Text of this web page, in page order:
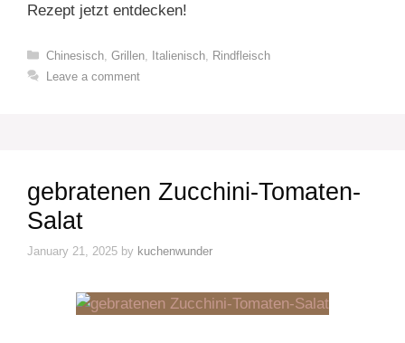
Rezept jetzt entdecken!
Categories
Chinesisch, Grillen, Italienisch, Rindfleisch
Leave a comment
gebratenen Zucchini-Tomaten-
Salat
January 21, 2025 by kuchenwunder